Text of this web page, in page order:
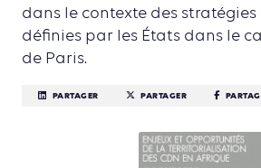
dans le contexte des
définies par les États dans le
de Paris.
PARTAGER PARTAGER